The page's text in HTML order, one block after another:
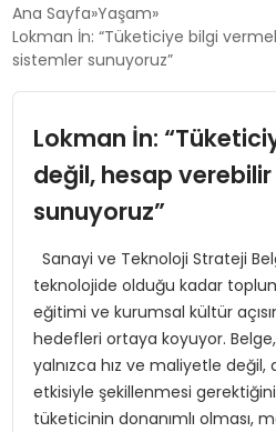
EKONOMI
TEKNOLOJI
SAĞLIK
MAGAZIN
YAŞAM
Ana Sayfa Yaşam
Lokman İn: “Tüketiciye bilgi
sistemler sunuyoruz”
Lokman İn:
değil, hesap
sunuyoruz”
Sanayi ve Teknoloji Strateji
teknolojide olduğu kadar
eğitimi ve kurumsal kültür
hedefleri ortaya koyuyor.
yalnızca hız ve maliyetle değil,
etkisiyle şekillenmesi
tüketicinin donanımlı olması,